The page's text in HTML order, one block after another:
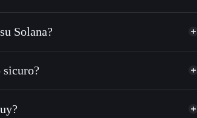
o in migliaia di altri token Solana al prezzo
nel tempo
pubblicamente i wallet usando l’Aggregatore di
Solana?
sicuro?
wallet non-custodial Solflare